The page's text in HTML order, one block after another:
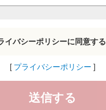
イバシーポリシーに同意する
プライバシーポリシー
送信する